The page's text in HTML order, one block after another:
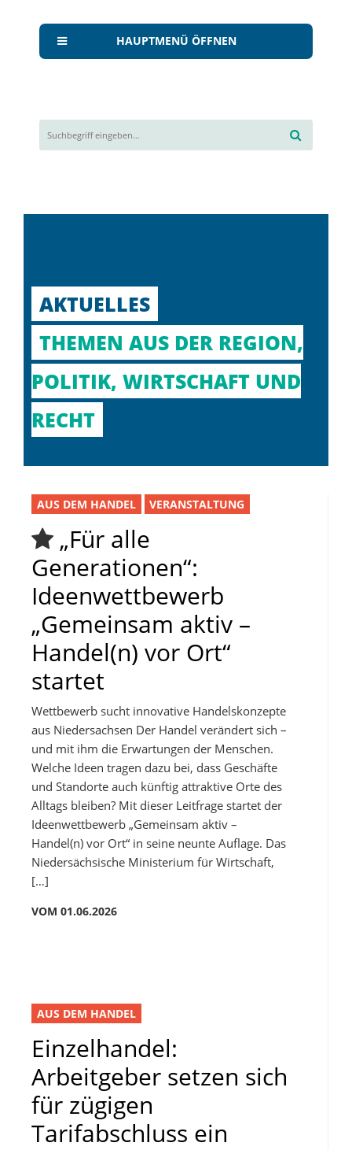
HAUPTMENÜ ÖFFNEN
AKTUELLES
THEMEN AUS DER REGION,
POLITIK, WIRTSCHAFT UND
RECHT
AUS DEM HANDEL VERANSTALTUNG
„Für alle
Generationen“:
Ideenwettbewerb
„Gemeinsam aktiv –
Handel(n) vor Ort“
startet
Wettbewerb sucht innovative Handelskonzepte
aus Niedersachsen Der Handel verändert sich –
und mit ihm die Erwartungen der Menschen.
Welche Ideen tragen dazu bei, dass Geschäfte
und Standorte auch künftig attraktive Orte des
Alltags bleiben? Mit dieser Leitfrage startet der
Ideenwettbewerb „Gemeinsam aktiv –
Handel(n) vor Ort“ in seine neunte Auflage. Das
Niedersächsische Ministerium für Wirtschaft,
[…]
VOM 01.06.2026
AUS DEM HANDEL
Einzelhandel:
Arbeitgeber setzen sich
für zügigen
Tarifabschluss ein